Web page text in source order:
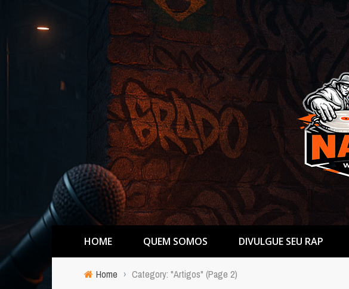
HOME QUEM SOMOS DIVULGUE SEU RAP
Home › Category: "Artigos" (Page 2)